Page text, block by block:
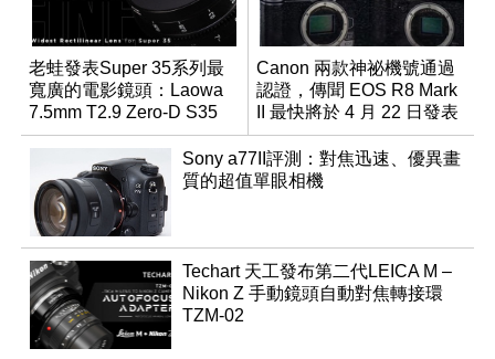
老蛙發表Super 35系列最
寬廣的電影鏡頭：Laowa
7.5mm T2.9 Zero-D S35
Cine
Canon 兩款神祕機號通過
認證，傳聞 EOS R8 Mark
II 最快將於 4 月 22 日發表
Sony a77II評測：對焦迅速、優異畫
質的超值單眼相機
Techart 天工發布第二代LEICA M –
Nikon Z 手動鏡頭自動對焦轉接環
TZM-02